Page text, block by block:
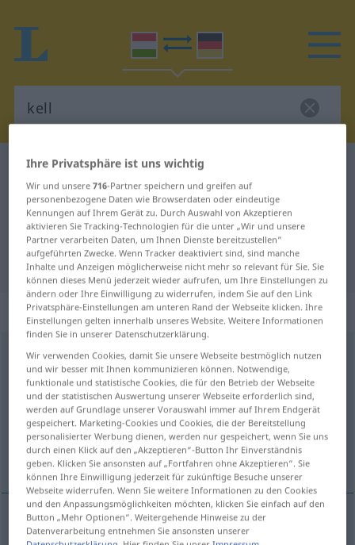
Ungarisch-Deutsch Wörterbuch
Ungarisch-Deutsch Übersetzung
für "kell"
"kell" Deutsch Übersetzung
„kell“
kell
Übersicht aller Übersetzungen
(Für mehr Details die Übersetzung anklicken/antippen)
brauchen, benötigen, mögen, müssen, sollen,
brauchen
brauchen, benötigen kell
Ihre Privatsphäre ist uns wichtig
Wir und unsere716-Partner speichern und greifen auf
personenbezogene Daten wie Browserdaten oder eindeutige
Kennungen auf Ihrem Gerät zu. Durch Auswahl von Akzeptieren
aktivieren Sie Tracking-Technologien für die unter „Wir und unsere
Partner verarbeiten Daten, um Ihnen Dienste bereitzustellen“
aufgeführten Zwecke. Wenn Tracker deaktiviert sind, sind manche
Inhalte und Anzeigen möglicherweise nicht mehr so relevant für Sie. Sie
können dieses Menü jederzeit wieder aufrufen, um Ihre Einstellungen zu
ändern oder Ihre Einwilligung zu widerrufen, indem Sie auf den Link
Privatsphäre-Einstellungen am unteren Rand der Webseite klicken. Ihre
Einstellungen gelten innerhalb unseres Website. Weitere Informationen
finden Sie in unserer Datenschutzerklärung.
Wir verwenden Cookies, damit Sie unsere Webseite bestmöglich nutzen
und wir besser mit Ihnen kommunizieren können. Notwendige,
funktionale und statistische Cookies, die für den Betrieb der Webseite
und der statistischen Auswertung unserer Webseite erforderlich sind,
werden auf Grundlage unserer Vorauswahl immer auf Ihrem Endgerät
gespeichert. Marketing-Cookies und Cookies, die der Bereitstellung
personalisierter Werbung dienen, werden nur gespeichert, wenn Sie uns
durch einen Klick auf den „Akzeptieren“-Button Ihr Einverständnis
geben. Klicken Sie ansonsten auf „Fortfahren ohne Akzeptieren“. Sie
können Ihre Einwilligung jederzeit für zukünftige Besuche unserer
Webseite widerrufen. Wenn Sie weitere Informationen zu den Cookies
und den Anpassungsmöglichkeiten möchten, klicken Sie einfach auf den
Button „Mehr Optionen“. Weitergehende Hinweise zu der
Datenverarbeitung entnehmen Sie ansonsten unserer